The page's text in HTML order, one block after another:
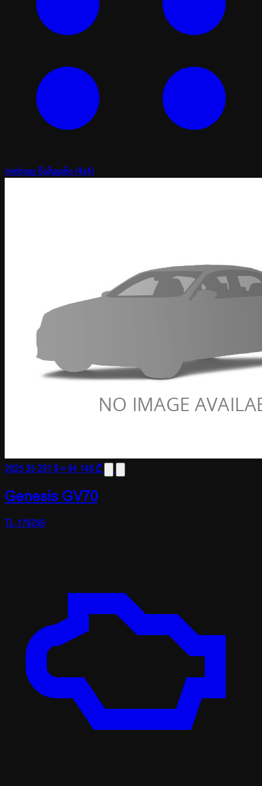
ოთხივე წამყვანი (4x4)
202535 297 $≈ 94 148 ₾
Genesis GV70
TL-179259